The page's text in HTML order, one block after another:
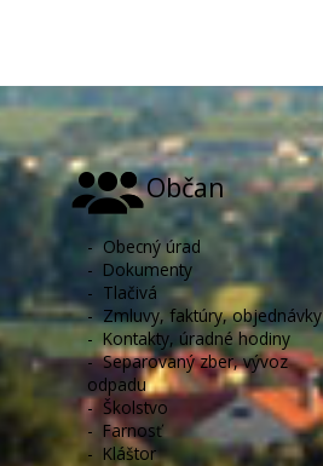
Občan
-Obecný úrad
- Dokumenty
- Tlačivá
- Zmluvy, faktúry, objednávky
- Kontakty, úradné hodiny
-Separovaný zber, vývoz
odpadu
- Školstvo
- Farnosť
- Kláštor